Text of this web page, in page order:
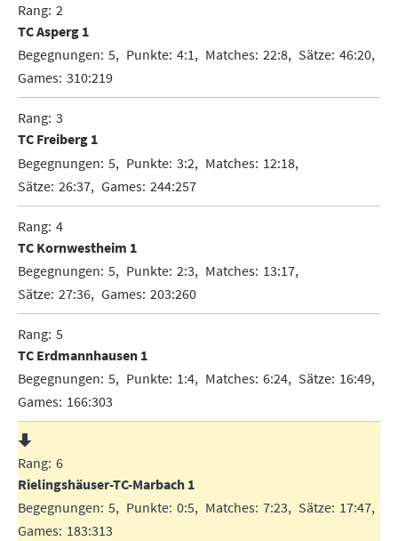
2
TC Asperg 1
5
4:1 22:8
46:20
310:219
3
TC Freiberg 1
5
3:2
12:18
26:37
244:257
4
TC Kornwestheim 1
5
2:3
13:17
27:36
203:260
5
TC Erdmannhausen 1
5
1:4 6:24
16:49
166:303
6
Rielingshäuser-TC-Marbach 1
5
0:5 7:23
17:47
183:313